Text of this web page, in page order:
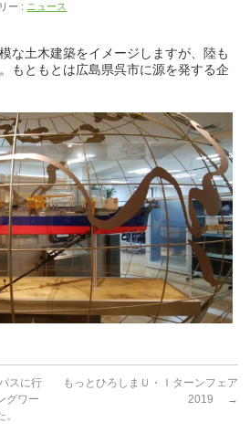
ー : ニュース
な土木建築をイメージしますが 、陸も
もともとは広島県呉市に源を発する企
スに行
グワー
もっとひろしまＵ・Ｉターンフェア
2019
→